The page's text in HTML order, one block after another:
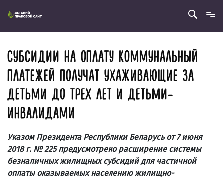
СУБСИДИИ НА ОПЛАТУ КОММУНАЛЬНЫЙ
ПЛАТЕЖЕЙ ПОЛУЧАТ УХАЖИВАЮЩИЕ ЗА
ДЕТЬМИ ДО ТРЕХ ЛЕТ И ДЕТЬМИ-
ИНВАЛИДАМИ
Указом Президента Республики Беларусь от 7 июня
2018 г. № 225 предусмотрено расширение системы
безналичных жилищных субсидий для частичной
оплаты оказываемых населению жилищно-